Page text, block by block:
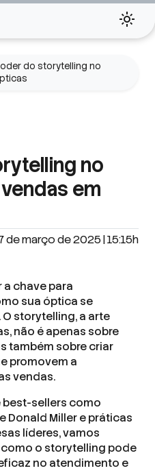
do storytelling no
no
em
de março de 2025 | 15:15h
chave para
sua óptica se
storytelling, a arte
não é apenas sobre
também sobre criar
promovem a
vendas.
best-sellers como
Donald Miller e práticas
líderes, vamos
o storytelling pode
no atendimento e